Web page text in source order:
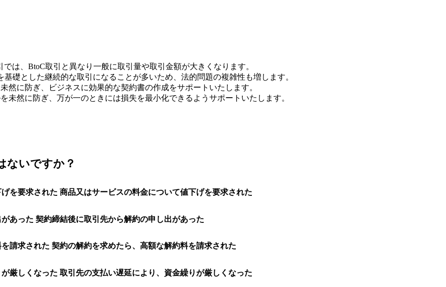
では、BtoC取引と異なり一般に取引量や取引金額が大きくなります。
基礎とした継続的な取引になることが多いため、法的問題の複雑性も増します。
未然に防ぎ、ビジネスに効果的な契約書の作成をサポートいたします。
未然に防ぎ、万が一のときには損失を最小化できるようサポートいたします。
ないですか？
商品又はサービスの料金について値下げを要求された
契約締結後に取引先から解約の申し出があった
契約の解約を求めたら、高額な解約料を請求された
取引先の支払い遅延により、資金繰りが厳しくなった